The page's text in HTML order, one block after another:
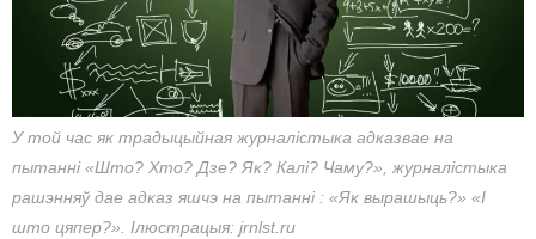
У той час як традыцыйная журналістыка адказвае на
пытанні «Што? Хто? Дзе? Як? Калі? Чаму?», журналістыка
рашэнняў дае адказ яшчэ на пытанні : «Як вырашыць?» «І
што цяпер?». Ілюстрацыя: jrnlst.ru